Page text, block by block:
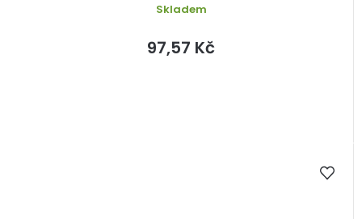
Skladem
97,57 Kč